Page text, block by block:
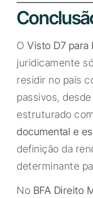
O Visto D7 para
juridicamente
residir no país
passivos,
estruturado
documental e
definição da
determinante
No BFA Direito